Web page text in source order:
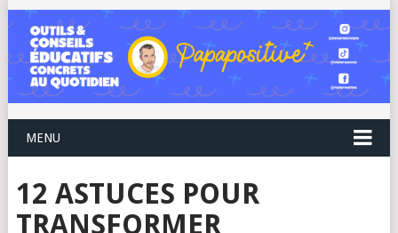
MENU
12 ASTUCES POUR
TRANSFORMER